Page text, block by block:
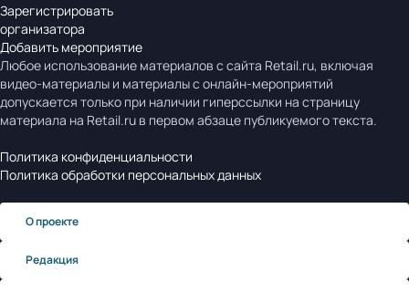
Зарегистрировать
организатора
Добавить мероприятие
Любое использование материалов с сайта Retail.ru, включая
видео-материалы и материалы с онлайн-мероприятий
допускается только при наличии гиперссылки на страницу
материала на Retail.ru в первом абзаце публикуемого текста.
Политика конфиденциальности
Политика обработки персональных данных
О проекте
Редакция